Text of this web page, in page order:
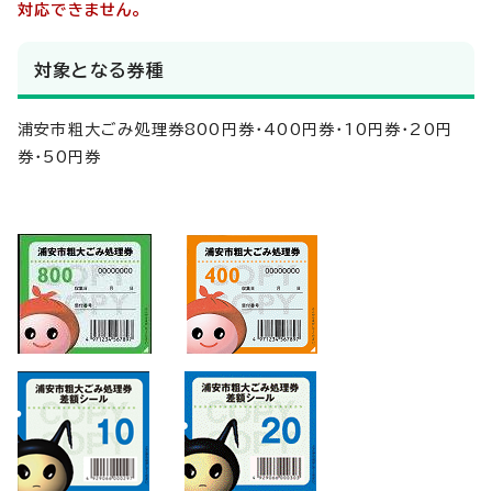
対応できません。
対象となる券種
浦安市粗大ごみ処理券800円券・400円券・10円券・20円
券・50円券